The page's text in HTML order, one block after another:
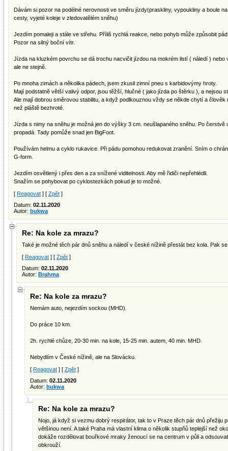
Dávám si pozor na podélné nerovnosti ve směru jízdy(praskliny, vypoukliny a boule
cesty, vyjeté koleje v zledovatělém sněhu)
Jezdím pomaleji a stále ve střehu. Příliš rychlá reakce, nebo pohyb může způsobit
Pozor na silný boční vítr.
Jízda na kluzkém povrchu se dá trochu nacvičit jízdou na mokrém listí ( náledí ) nebo
ale ne stejně.
Po mnoha zimách a několika pádech, jsem zkusil zimní pneu s karbidovýmy hroty.
Mají podstatně větší valivý odpor, jsou těžší, hlučné ( jako jízda po štěrku ), a nejsou
Ale mají dobrou směrovou stabilitu, a když podlkouznou vždy se někde chytí a
než pláště bezhroté.
Jízda s nimy na sněhu je možná jen do výšky 3 cm. neušlapaného sněhu. Po čerstvě
propadá. Tady pomůže snad jen BigFoot.
Používám helmu a cyklo rukavice. Při pádu pomohou redukovat zranění. Sním o
G-form.
Jezdím osvětlený i přes den a za snížené viditelnosti. Aby mě řidiči nepřehlédli.
Snažím se pohybovat po cyklostezkách pokud je to možné.
[ Reagovat ] [ Zpět ]
Datum: 02.11.2020
Autor: bukwa
Re: Na kole za mrazu?
Také je možné těch pár dnů sněhu a náledí v české nížině přestát bez kola. Pak
[ Reagovat ] [ Zpět ]
Datum: 02.11.2020
Autor: Brahma
Re: Na kole za mrazu?
Nemám auto, nejezdím sockou (MHD).
Do práce 10 km.
2h. rychlé chůze, 20-30 min. na kole, 15-25 min. autem, 40 min. MHD.
Nebydlím v České nížině, ale na Slovácku.
[ Reagovat ] [ Zpět ]
Datum: 02.11.2020
Autor: bukwa
Re: Na kole za mrazu?
Nojo, já když si vezmu dobrý respirátor, tak to v Praze těch pár dnů přežiju
většinou není. A také Praha má vlastní klima o několik stupňů teplejší než
dokáže rozdělovat bouřkové mraky ženoucí se na centrum v půli a
obkrouží.